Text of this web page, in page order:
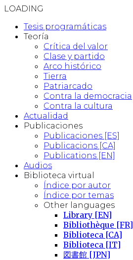
LOADING
Tesis programáticas
Teoría
Crítica del valor
Clase y partido
Arco histórico
Tierra
Patriarcado
Contra la democracia
Contra la cultura
Actualidad
Publicaciones
Publicaciones [ES]
Publicacions [CA]
Publications [EN]
Audios
Biblioteca virtual
Índice por autor
Índice por temas
Other languages
Library [EN]
Bibliothèque [FR]
Biblioteca [CA]
Biblioteca [IT]
図書館 [JPN]